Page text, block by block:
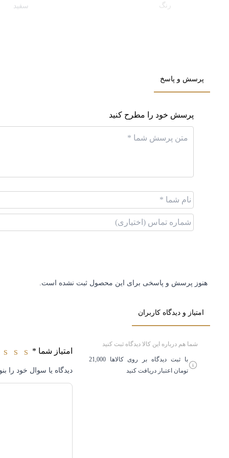
رنگ سفید
پرسش و پاسخ
پرسش خود را مطرح کنید
هنوز پرسش و پاسخی برای این محصول ثبت نشده است.
امتیاز و دیدگاه کاربران
شما هم درباره این کالا دیدگاه ثبت کنید
با ثبت دیدگاه بر روی کالاها 21,000
تومان اعتبار دریافت کنید
امتیاز شما *
دیدگاه یا سوال خود را